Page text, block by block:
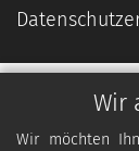
Wir
Wir möchten